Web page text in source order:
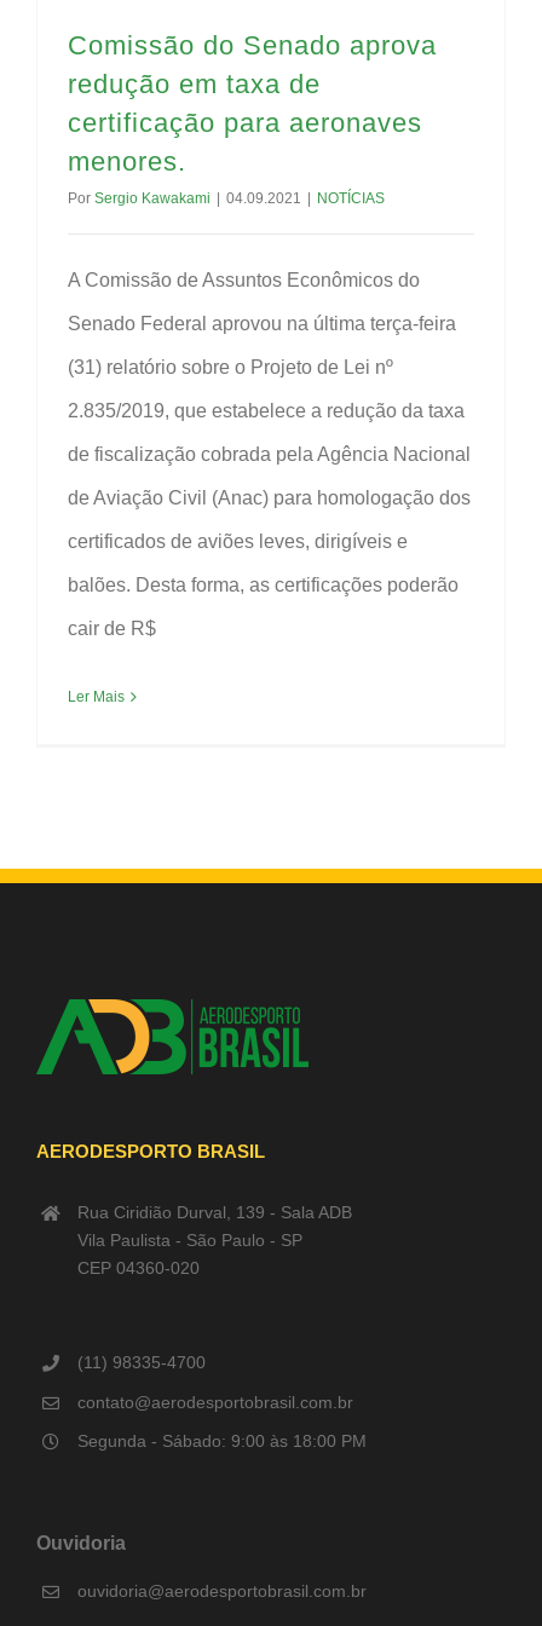
Comissão do Senado aprova
redução em taxa de
certificação para aeronaves
menores.
Por Sergio Kawakami 04.09.2021 NOTÍCIAS
A Comissão de Assuntos Econômicos do
Senado Federal aprovou na última terça-feira
(31) relatório sobre o Projeto de Lei nº
2.835/2019, que estabelece a redução da taxa
de fiscalização cobrada pela Agência Nacional
de Aviação Civil (Anac) para homologação dos
certificados de aviões leves, dirigíveis e
balões. Desta forma, as certificações poderão
cair de R$
Ler Mais
AERODESPORTO BRASIL
Rua Ciridião Durval, 139 - Sala ADB
Vila Paulista - São Paulo - SP
CEP 04360-020
(11) 98335-4700
contato@aerodesportobrasil.com.br
Segunda - Sábado: 9:00 às 18:00 PM
Ouvidoria
ouvidoria@aerodesportobrasil.com.br